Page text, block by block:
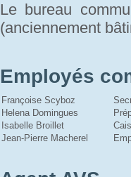
Le bureau
(anciennement
Employés
Françoise Scyboz
Helena Domingues
Isabelle Broillet
Jean-Pierre Macherel